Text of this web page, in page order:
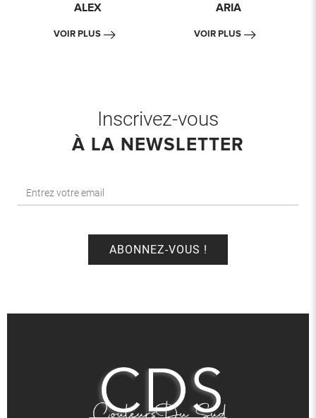
ALEX
VOIR PLUS
ARIA
VOIR PLUS
Inscrivez-vous
À LA NEWSLETTER